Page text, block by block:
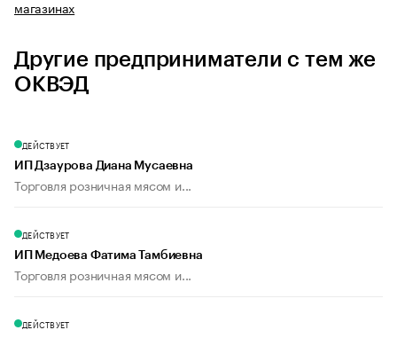
магазинах
Другие предприниматели с тем же
ОКВЭД
ДЕЙСТВУЕТ
ИП Дзаурова Диана Мусаевна
Торговля розничная мясом и...
ДЕЙСТВУЕТ
ИП Медоева Фатима Тамбиевна
Торговля розничная мясом и...
ДЕЙСТВУЕТ